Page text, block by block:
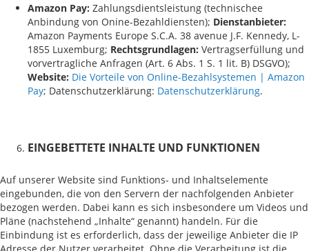
Amazon Pay: Zahlungsdientsleistung (technischee
Anbindung von Onine-Bezahldiensten); Dienstanbieter:
Amazon Payments Europe S.C.A. 38 avenue J.F. Kennedy, L-
1855 Luxemburg; Rechtsgrundlagen: Vertragserfüllung und
vorvertragliche Anfragen (Art. 6 Abs. 1 S. 1 lit. B) DSGVO);
Website: Die Vorteile von Online-Bezahlsystemen | Amazon
Pay; Datenschutzerklärung: Datenschutzerklärung.
EINGEBETTETE INHALTE UND FUNKTIONEN
Auf unserer Website sind Funktions- und Inhaltselemente
eingebunden, die von den Servern der nachfolgenden Anbieter
bezogen werden. Dabei kann es sich insbesondere um Videos und
Pläne (nachstehend „Inhalte“ genannt) handeln. Für die
Einbindung ist es erforderlich, dass der jeweilige Anbieter die IP